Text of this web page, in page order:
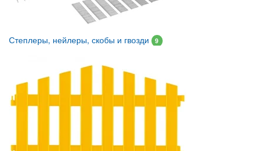
Степлеры, нейлеры, скобы и гвозди 9